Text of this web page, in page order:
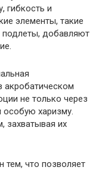
гибкость и
элементы, такие
подлеты, добавляют
акробатическом
не только через
харизму.
захватывая их
тем, что позволяет